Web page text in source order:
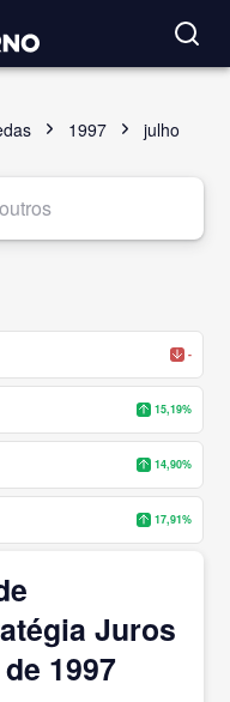
1997 julho
-
15,19%
14,90%
17,91%
Juros
1997